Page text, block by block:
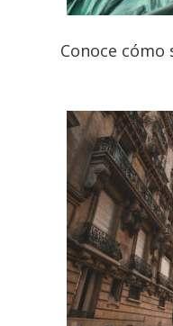
Conoce cómo